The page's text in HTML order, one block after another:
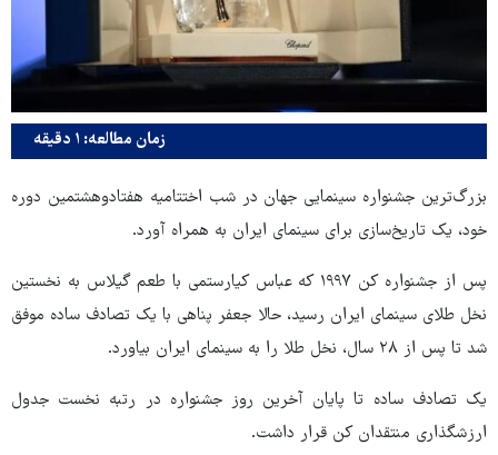
زمان مطالعه: ۱ دقیقه
بزرگ‌ترین جشنواره سینمایی جهان در شب اختتامیه هفتادوهشتمین دوره
خود، یک‌ تاریخ‌سازی برای سینمای ایران به همراه آورد.
پس از جشنواره کن ۱۹۹۷ که عباس کیارستمی با طعم‌ گیلاس به نخستین
نخل طلای سینمای ایران رسید، حالا جعفر پناهی با یک‌ تصادف ساده موفق
شد تا پس از ۲۸ سال، نخل طلا را به سینمای ایران بیاورد.
یک‌ تصادف ساده تا پایان آخرین روز جشنواره در رتبه نخست جدول
ارزشگذاری منتقدان کن قرار داشت.